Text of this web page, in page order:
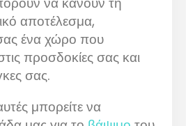
αποτέλεσμα,
ένα χώρο που
προσδοκίες σας και
σας.
μπορείτε να